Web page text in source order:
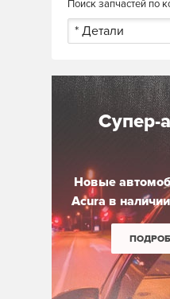
Поиск запчастей по
Супер-
Новые
Acura в